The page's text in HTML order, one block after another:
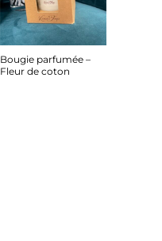
Bougie parfumée –
Fleur de coton